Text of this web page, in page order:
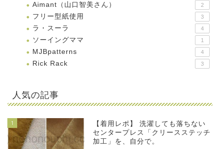
Aimant（山口智美さん） 2
フリー型紙使用 3
ラ・スーラ 4
ソーイングママ 1
MJBpatterns 4
Rick Rack 3
人気の記事
1
【着用レポ】 洗濯しても落ちない
センタープレス「クリースステッチ
加工」を、自分で。